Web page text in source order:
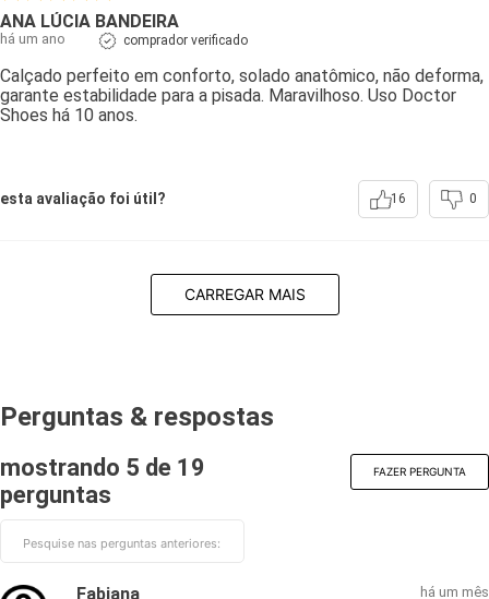
ANA LÚCIA BANDEIRA
há um ano comprador verificado
Calçado perfeito em conforto, solado anatômico, não deforma,
garante estabilidade para a pisada. Maravilhoso. Uso Doctor
Shoes há 10 anos.
esta avaliação foi útil? 16 0
CARREGAR MAIS
Perguntas & respostas
mostrando 5 de 19
perguntas
FAZER PERGUNTA
Fabiana há um mês